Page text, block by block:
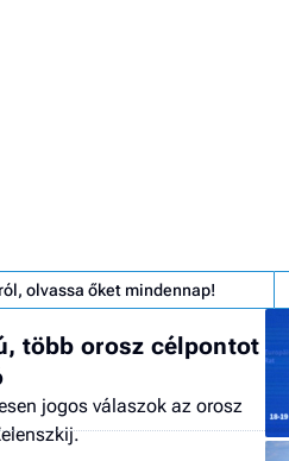
olvassa őket mindennap!
több orosz célpontot
jogos válaszok az orosz